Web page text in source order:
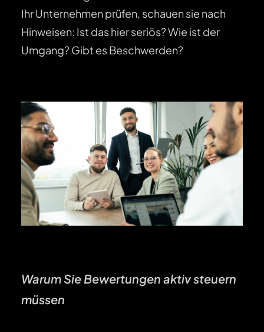
Ihr Unternehmen prüfen, schauen sie nach
Hinweisen: Ist das hier seriös? Wie ist der
Umgang? Gibt es Beschwerden?
Warum Sie Bewertungen aktiv steuern
müssen